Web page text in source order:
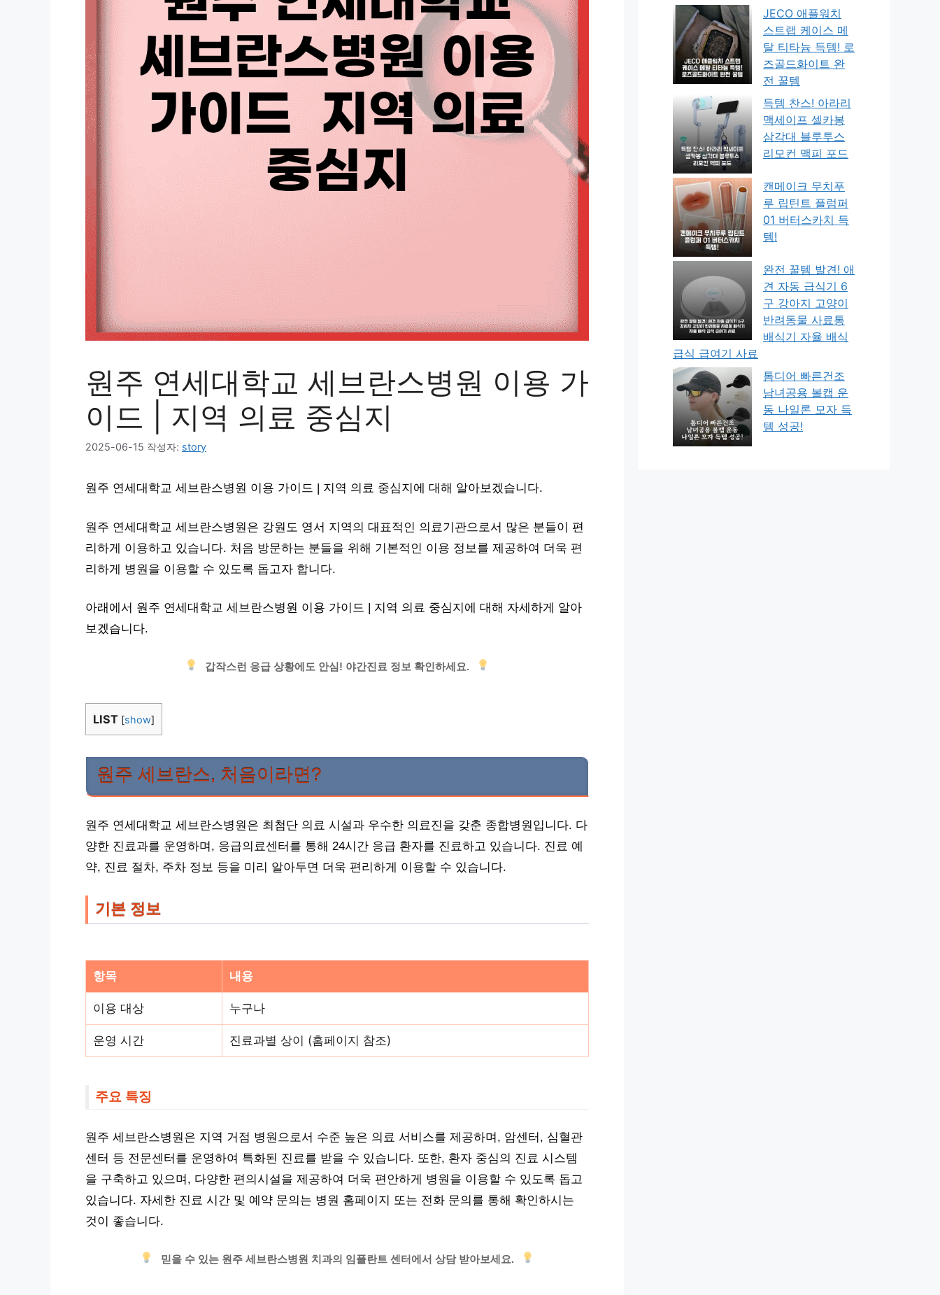
원주 연세대학교 세브란스병원 이용 가
이드 | 지역 의료 중심지
2025-06-15 작성자: story
원주 연세대학교 세브란스병원 이용 가이드 | 지역 의료 중심지에 대해 알아보겠습니다.
원주 연세대학교 세브란스병원은 강원도 영서 지역의 대표적인 의료기관으로서 많은 분들이 편
리하게 이용하고 있습니다. 처음 방문하는 분들을 위해 기본적인 이용 정보를 제공하여 더욱 편
리하게 병원을 이용할 수 있도록 돕고자 합니다.
아래에서 원주 연세대학교 세브란스병원 이용 가이드 | 지역 의료 중심지에 대해 자세하게 알아
보겠습니다.
갑작스런 응급 상황에도 안심! 야간진료 정보 확인하세요.
LIST [show]
원주 세브란스, 처음이라면?
원주 연세대학교 세브란스병원은 최첨단 의료 시설과 우수한 의료진을 갖춘 종합병원입니다. 다
양한 진료과를 운영하며, 응급의료센터를 통해 24시간 응급 환자를 진료하고 있습니다. 진료 예
약, 진료 절차, 주차 정보 등을 미리 알아두면 더욱 편리하게 이용할 수 있습니다.
기본 정보
항목 내용
이용 대상 누구나
운영 시간 진료과별 상이 (홈페이지 참조)
주요 특징
원주 세브란스병원은 지역 거점 병원으로서 수준 높은 의료 서비스를 제공하며, 암센터, 심혈관
센터 등 전문센터를 운영하여 특화된 진료를 받을 수 있습니다. 또한, 환자 중심의 진료 시스템
을 구축하고 있으며, 다양한 편의시설을 제공하여 더욱 편안하게 병원을 이용할 수 있도록 돕고
있습니다. 자세한 진료 시간 및 예약 문의는 병원 홈페이지 또는 전화 문의를 통해 확인하시는
것이 좋습니다.
믿을 수 있는 원주 세브란스병원 치과의 임플란트 센터에서 상담 받아보세요.
JECO 애플워치
스트랩 케이스 메
탈 티타늄 득템! 로
즈골드화이트 완
전 꿀템
득템 찬스! 아라리
맥세이프 셀카봉
삼각대 블루투스
리모컨 맥피 포드
캔메이크 무치푸
루 립틴트 플럼퍼
01 버터스카치 득
템!
완전 꿀템 발견! 애
견 자동 급식기 6
구 강아지 고양이
반려동물 사료통
배식기 자율 배식
급식 급여기 사료
톰디어 빠른건조
남녀공용 볼캡 운
동 나일론 모자 득
템 성공!